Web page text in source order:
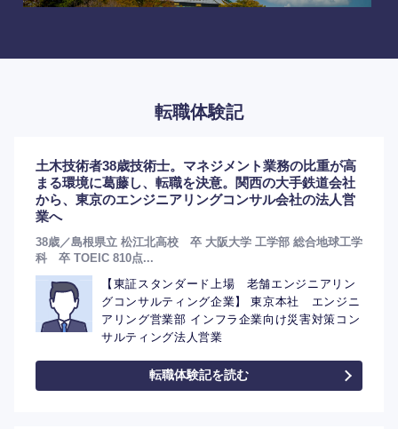
選択する
選択する
選択する
選択する
転職体験記
土木技術者38歳技術士。マネジメント業務の比重が高
まる環境に葛藤し、転職を決意。関西の大手鉄道会社
から、東京のエンジニアリングコンサル会社の法人営
業へ
38歳／島根県立 松江北高校 卒 大阪大学 工学部 総合地球工学
科 卒 TOEIC 810点...
【東証スタンダード上場 老舗エンジニアリン
グコンサルティング企業】 東京本社 エンジニ
アリング営業部 インフラ企業向け災害対策コン
サルティング法人営業
転職体験記を読む